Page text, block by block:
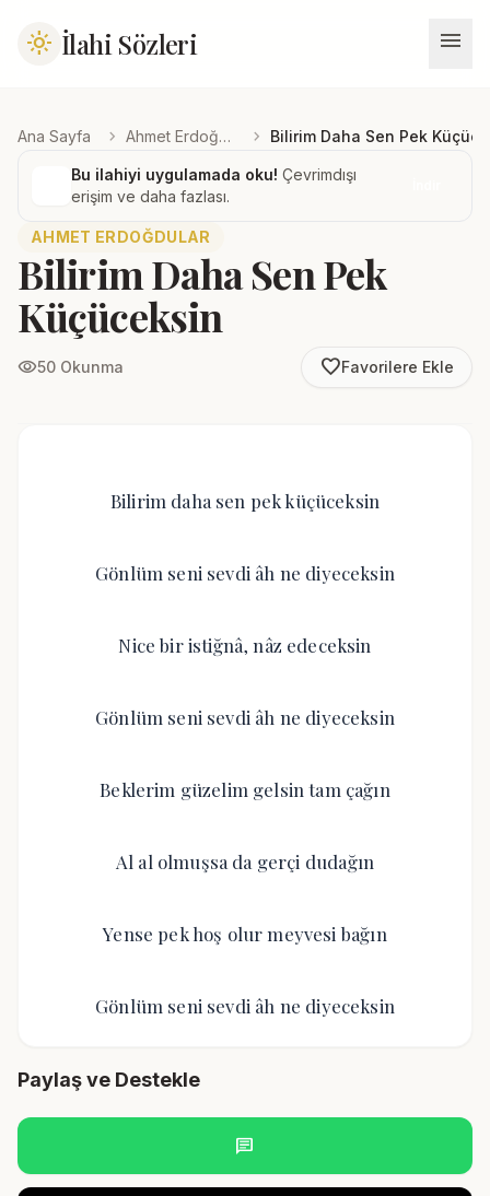
light_mode İlahi Sözleri menu
Ana Sayfa chevron_right Ahmet Erdoğdular chevron_right Bilirim Daha Sen Pek
Bu ilahiyi uygulamada oku! Çevrimdışı
erişim ve daha fazlası.
AHMET ERDOĞDULAR
Bilirim Daha Sen Pek
Küçüceksin
visibility50 Okunma favorite_borderFavorilere Ekle
Bilirim daha sen pek küçüceksin
Gönlüm seni sevdi âh ne diyeceksin
Nice bir istiğnâ, nâz edeceksin
Gönlüm seni sevdi âh ne diyeceksin
Beklerim güzelim gelsin tam çağın
Al al olmuşsa da gerçi dudağın
Yense pek hoş olur meyvesi bağın
Gönlüm seni sevdi âh ne diyeceksin
Paylaş ve Destekle
chat